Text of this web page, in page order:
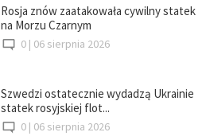
Rosja znów zaatakowała cywilny statek
na Morzu Czarnym
0 | 06 sierpnia 2026
Szwedzi ostatecznie wydadzą Ukrainie
statek rosyjskiej flot...
0 | 06 sierpnia 2026